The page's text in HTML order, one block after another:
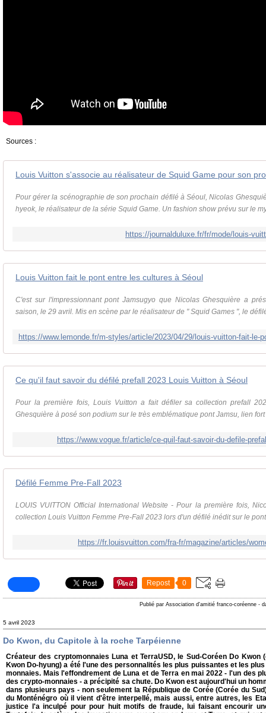
Sources :
Louis Vuitton s'associe au réalisateur de Squid Game pour son
Pour gérer la scénographie de son prochain défilé à Séoul, Nicolas
hyeok, le réalisateur de la série Squid Game. Un fashion show prévu sur le
https://journalduluxe.fr/fr/mode/louis-
Louis Vuitton fait le pont entre les cultures à Séoul
C'est sur l'impressionnant pont Jamsugyo que Nicolas Ghesquière a
saison, le 29 avril. Mis en scène par le réalisateur de " Squid Games ", le
Ce qu'il faut savoir du défilé prefall 2023 Louis Vuitton à Séoul
Pour la première fois, Louis Vuitton a fait défiler sa collection prefall
Ghesquière à posé son podium sur le très emblématique pont Jamsu, lien fort
https://www.vogue.fr/article/ce-quil-faut-savoir-du-defile-
Défilé Femme Pre-Fall 2023
LOUIS VUITTON Official International Website - Pour la première fois,
collection Louis Vuitton Femme Pre-Fall 2023 lors d'un défilé inédit sur le
https://fr.louisvuitton.com/fra-fr/magazine/articles/
Repost 0
Publié par Association d'amitié franco-coréenne -
5 avril 2023
Do Kwon, du Capitole à la roche Tarpéienne
Créateur des cryptomonnaies Luna et TerraUSD, le Sud-Coréen Do
Kwon Do-hyung) a été l'une des personnalités les plus puissantes et les
monnaies. Mais l'effondrement de Luna et de Terra en mai 2022 - l'un des
des crypto-monnaies - a précipité sa chute. Do Kwon est aujourd'hui un
dans plusieurs pays - non seulement la République de Corée (Corée du
du Monténégro où il vient d'être interpellé, mais aussi, entre autres, les
justice l'a inculpé pour pour huit motifs de fraude, lui faisant encourir